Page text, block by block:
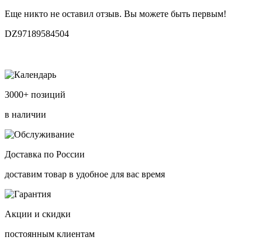
Еще никто не оставил отзыв. Вы можете быть первым!
DZ97189584504
3000+ позиций
в наличии
Доставка по России
доставим товар в удобное для вас время
Акции и скидки
постоянным клиентам